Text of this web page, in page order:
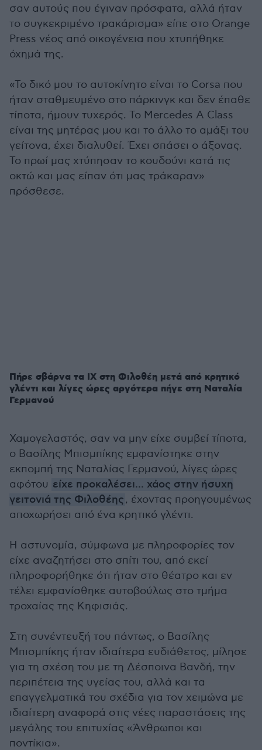
σαν αυτούς που έγιναν πρόσφατα, αλλά ήταν
το συγκεκριμένο τρακάρισμα» είπε στο Orange
Press νέος από οικογένεια που χτυπήθηκε
όχημά της.
«Το δικό μου το αυτοκίνητο είναι το Corsa που
ήταν σταθμευμένο στο πάρκινγκ και δεν έπαθε
τίποτα, ήμουν τυχερός. Το Mercedes A Class
είναι της μητέρας μου και το άλλο το αμάξι του
γείτονα, έχει διαλυθεί. Έχει σπάσει ο άξονας.
Το πρωί μας χτύπησαν το κουδούνι κατά τις
οκτώ και μας είπαν ότι μας τράκαραν»
πρόσθεσε.
Πήρε σβάρνα τα ΙΧ στη Φιλοθέη μετά από κρητικό
γλέντι και λίγες ώρες αργότερα πήγε στη Ναταλία
Γερμανού
Χαμογελαστός, σαν να μην είχε συμβεί τίποτα,
ο Βασίλης Μπισμπίκης εμφανίστηκε στην
εκπομπή της Ναταλίας Γερμανού, λίγες ώρες
αφότου είχε προκαλέσει... χάος στην ήσυχη
γειτονιά της Φιλοθέης, έχοντας προηγουμένως
αποχωρήσει από ένα κρητικό γλέντι.
Η αστυνομία, σύμφωνα με πληροφορίες τον
είχε αναζητήσει στο σπίτι του, από εκεί
πληροφορήθηκε ότι ήταν στο θέατρο και εν
τέλει εμφανίσθηκε αυτοβούλως στο τμήμα
τροχαίας της Κηφισιάς.
Στη συνέντευξή του πάντως, ο Βασίλης
Μπισμπίκης ήταν ιδιαίτερα ευδιάθετος, μίλησε
για τη σχέση του με τη Δέσποινα Βανδή, την
περιπέτεια της υγείας του, αλλά και τα
επαγγελματικά του σχέδια για τον χειμώνα με
ιδιαίτερη αναφορά στις νέες παραστάσεις της
μεγάλης του επιτυχίας «Άνθρωποι και
ποντίκια».